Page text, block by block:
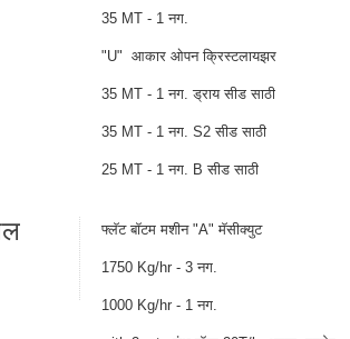
35 MT - 1 नग.
"U" आकार ओपन क्रिस्टलायझर
35 MT - 1 नग. ड्राय सीड साठी
35 MT - 1 नग. S2 सीड साठी
25 MT - 1 नग. B सीड साठी
फ्लॅट बॉटम मशीन "A" मॅसीक्युट
1750 Kg/hr - 3 नग.
1000 Kg/hr - 1 नग.